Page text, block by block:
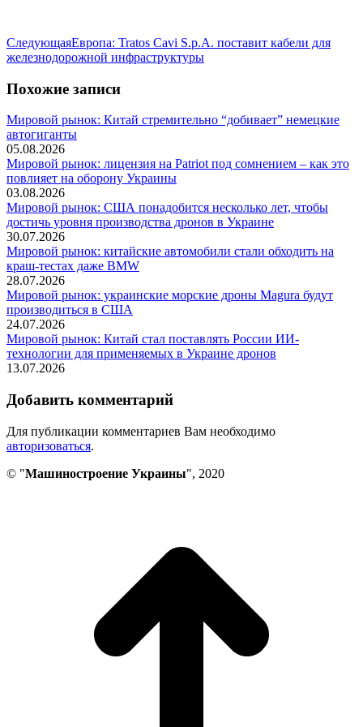
СледующаяСледующая
запись:
Европа: Tratos Cavi S.p.A. поставит кабели для
железнодорожной инфраструктуры
Похожие записи
Мировой рынок: Китай стремительно “добивает” немецкие
автогиганты
05.08.2026
Мировой рынок: лицензия на Patriot под сомнением – как это
повлияет на оборону Украины
03.08.2026
Мировой рынок: США понадобится несколько лет, чтобы
достичь уровня производства дронов в Украине
30.07.2026
Мировой рынок: китайские автомобили стали обходить на
краш-тестах даже BMW
28.07.2026
Мировой рынок: украинские морские дроны Magura будут
производиться в США
24.07.2026
Мировой рынок: Китай стал поставлять России ИИ-
технологии для применяемых в Украине дронов
13.07.2026
Добавить комментарий
Для публикации комментариев Вам необходимо
авторизоваться.
© "Машиностроение Украины", 2020